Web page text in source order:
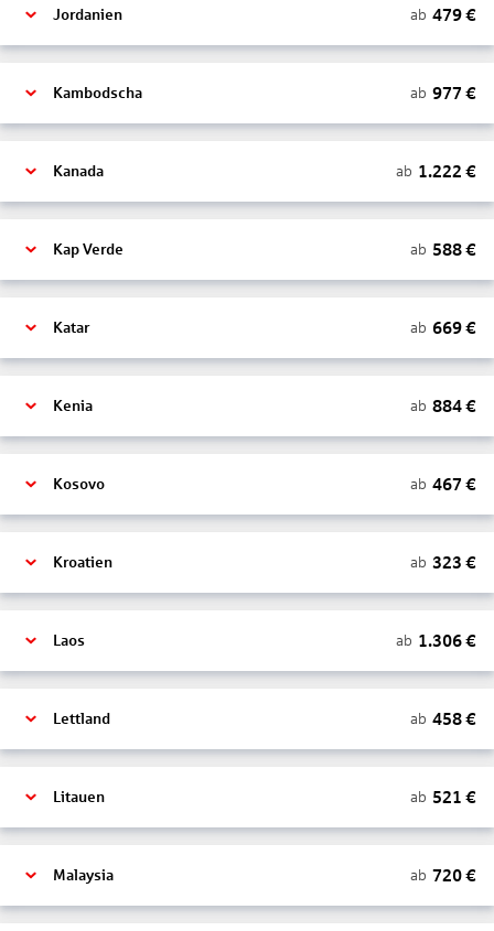
Jordanien ab 479€
Kambodscha ab 977 €
Kanada ab 1.222 €
Kap Verde ab 588€
Katar ab 669€
Kenia ab 884€
Kosovo ab 467 €
Kroatien ab 323 €
Laos ab 1.306€
Lettland ab 458€
Litauen ab 521 €
Malaysia ab 720€